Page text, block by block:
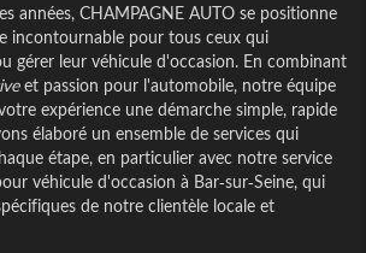
années, CHAMPAGNE AUTO se positionne
incontournable pour tous ceux qui
gérer leur véhicule d'occasion. En combinant
et passion pour l'automobile, notre équipe
expérience une démarche simple, rapide
élaboré un ensemble de services qui
étape, en particulier avec notre service
véhicule d'occasion à Bar-sur-Seine, qui
de notre clientèle locale et